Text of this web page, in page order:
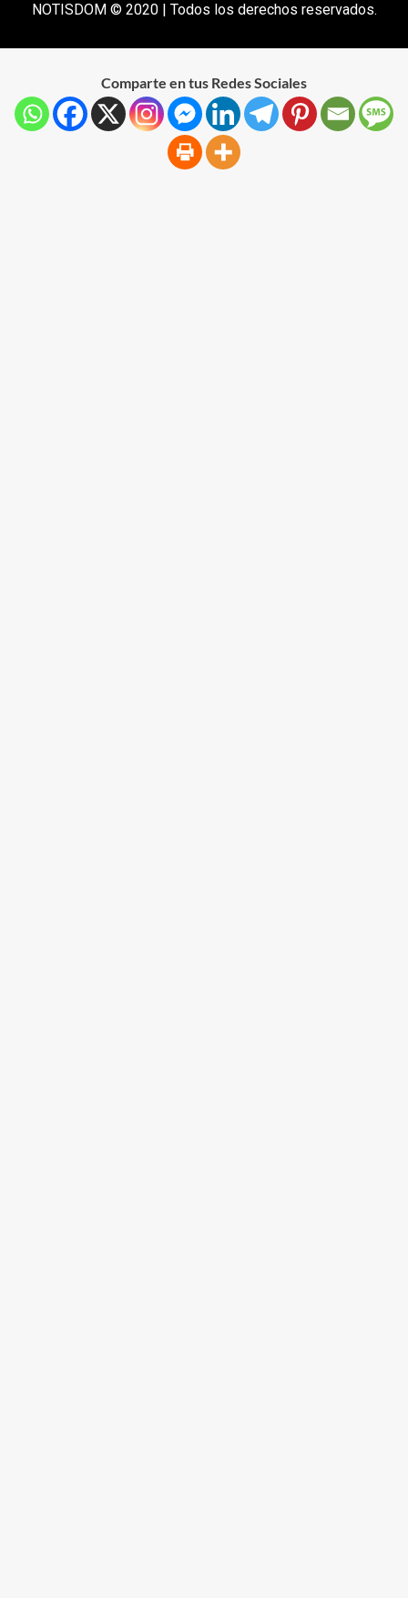
NOTISDOM © 2020 | Todos los derechos reservados.
Comparte en tus Redes Sociales